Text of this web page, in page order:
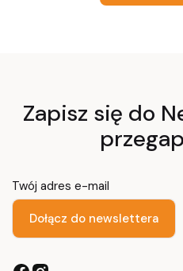
Zapisz się do
Twój adres e-mail
Dołącz do newslettera